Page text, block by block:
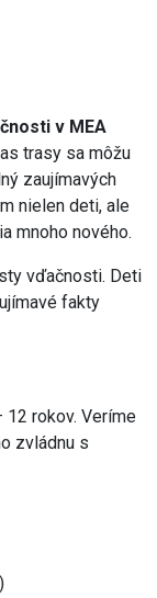
v MEA
trasy sa môžu
zaujímavých
nielen deti, ale
mnoho nového.
vďačnosti. Deti
fakty
12 rokov. Veríme
zvládnu s